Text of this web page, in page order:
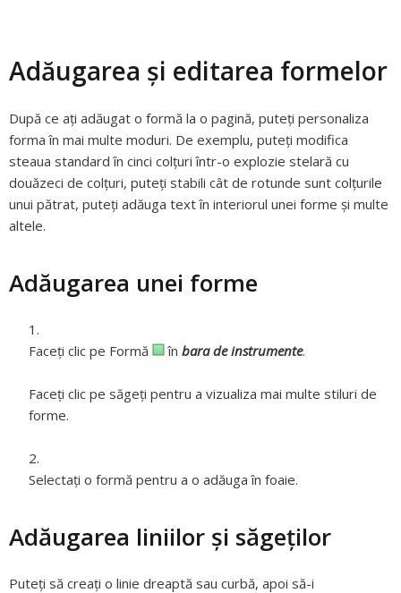
Adăugarea și editarea formelor
După ce ați adăugat o formă la o pagină, puteți personaliza
forma în mai multe moduri. De exemplu, puteți modifica
steaua standard în cinci colțuri într-o explozie stelară cu
douăzeci de colțuri, puteți stabili cât de rotunde sunt colțurile
unui pătrat, puteți adăuga text în interiorul unei forme și multe
altele.
Adăugarea unei forme
Faceți clic pe Formă în bara de instrumente.
Faceți clic pe săgeți pentru a vizualiza mai multe stiluri de
forme.
Selectaţi o formă pentru a o adăuga în foaie.
Adăugarea liniilor și săgeților
Puteți să creați o linie dreaptă sau curbă, apoi să-i